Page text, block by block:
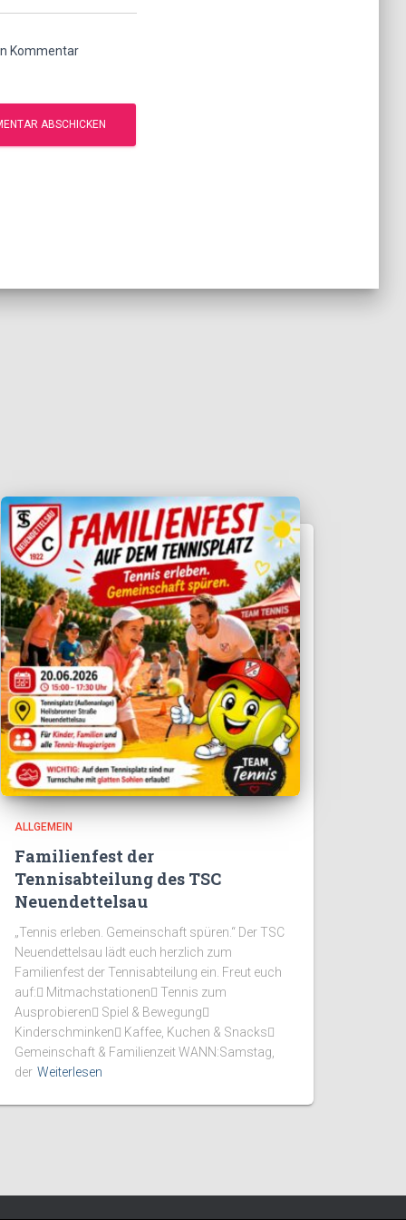
Kommentar
ALLGEMEIN
Familienfest der
Tennisabteilung des TSC
Neuendettelsau
„Tennis erleben. Gemeinschaft spüren.“ Der TSC
Neuendettelsau lädt euch herzlich zum
Familienfest der Tennisabteilung ein. Freut euch
auf: Mitmachstationen Tennis zum
Ausprobieren Spiel & Bewegung
Kinderschminken Kaffee, Kuchen & Snacks
Gemeinschaft & Familienzeit WANN:Samstag,
der Weiterlesen